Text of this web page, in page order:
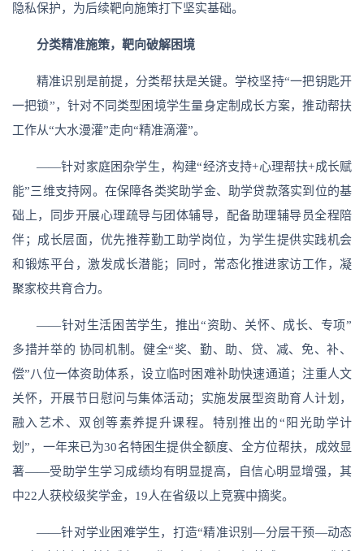
隐私保护，为后续靶向施策打下坚实基础。
分类精准施策，靶向破解困境
精准识别是前提，分类帮扶是关键。学校坚持“一把钥匙开
一把锁”，针对不同类型困境学生量身定制成长方案，推动帮扶
工作从“大水漫灌”走向“精准滴灌”。
——针对家庭困杂学生，构建“经济支持+心理帮扶+成长赋
能”三维支持网。在保障各类奖助学金、助学贷款落实到位的基
础上，同步开展心理疏导与团体辅导，配备助理辅导员全程陪
伴；成长层面，优先推荐勤工助学岗位，为学生提供实践机会
和锻炼平台，激发成长潜能；同时，常态化推进家访工作，凝
聚家校共育合力。
——针对生活困苦学生，推出“资助、关怀、成长、专项”
多措并举的 协同机制。健全“奖、勤、助、贷、减、免、补、
偿”八位一体资助体系，设立临时困难补助快速通道；注重人文
关怀，开展节日慰问与集体活动；实施发展型资助育人计划，
融入艺术、双创等素养提升课程。特别推出的“阳光助学计
划”，一年来已为30名特困生提供全额度、全方位帮扶，成效显
著——受助学生学习成绩均有明显提高，自信心明显增强，其
中22人获校级奖学金，19人在省级以上竞赛中摘奖。
——针对学业困难学生，打造“精准识别—分层干预—动态